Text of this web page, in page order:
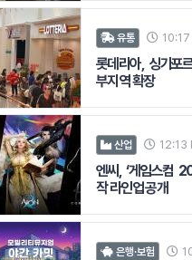
유통
롯데리아, 싱가포
부지역 확장
산업 12:13
엔씨, ‘게임스컴
작 라인업 공개
은행·보험
#KB증권